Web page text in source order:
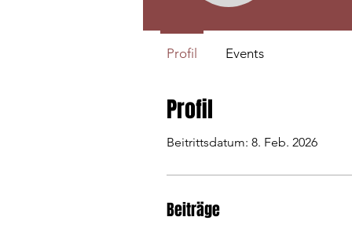
Profil
Beitrittsdatum: 8. Feb. 2026
Beiträge
Profil Events